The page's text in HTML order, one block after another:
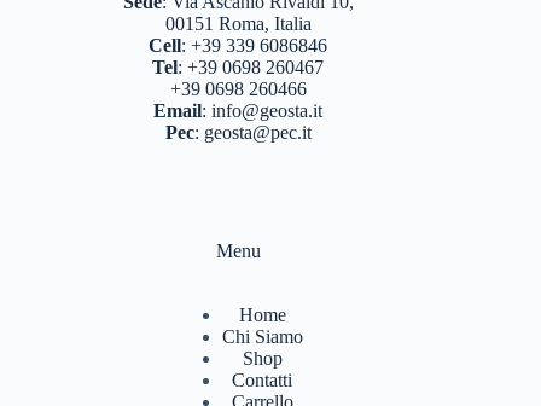
00151 Roma, Italia
Cell:+39 339 6086846
Tel:+39 0698 260467
+39 0698 260466
Email:info@geosta.it
Pec: geosta@pec.it
Menu
Home
Chi Siamo
Shop
Contatti